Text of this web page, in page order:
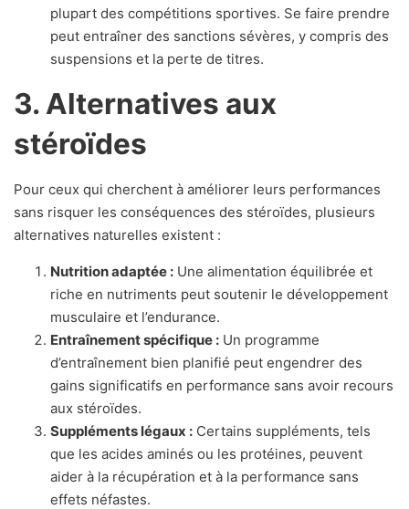
plupart des compétitions sportives. Se faire prendre
peut entraîner des sanctions sévères, y compris des
suspensions et la perte de titres.
3. Alternatives aux
stéroïdes
Pour ceux qui cherchent à améliorer leurs performances
sans risquer les conséquences des stéroïdes, plusieurs
alternatives naturelles existent :
Nutrition adaptée : Une alimentation équilibrée et
riche en nutriments peut soutenir le développement
musculaire et l’endurance.
Entraînement spécifique : Un programme
d’entraînement bien planifié peut engendrer des
gains significatifs en performance sans avoir recours
aux stéroïdes.
Suppléments légaux : Certains suppléments, tels
que les acides aminés ou les protéines, peuvent
aider à la récupération et à la performance sans
effets néfastes.